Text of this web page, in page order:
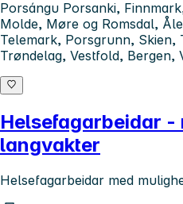
Porsángu Porsanki,
Molde, Møre og Romsdal,
Telemark, Porsgrunn, Skien,
Trøndelag, Vestfold, Bergen,
Helsefagarbeidar -
langvakter
Helsefagarbeidar med